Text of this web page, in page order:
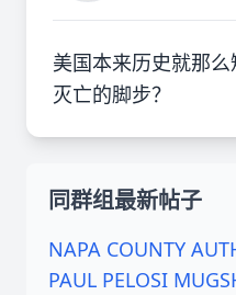
美国本来历史就那
灭亡的脚步？
同群组最新帖子
NAPA COUNTY
PAUL PELOSI